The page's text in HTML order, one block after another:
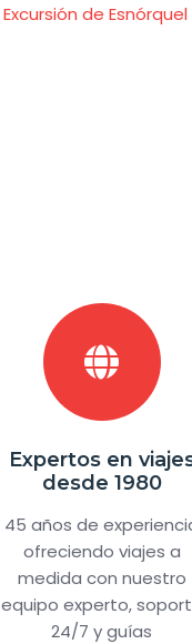
Excursión de
Expertos en
desde 1980
45 años de
ofreciendo viajes a
medida con nuestro
equipo experto,
24/7 y guías